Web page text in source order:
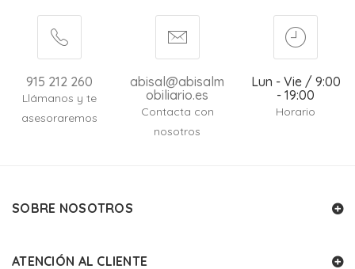
915 212 260
Llámanos y te
asesoraremos
abisal@abisalm
obiliario.es
Contacta con
nosotros
Lun - Vie / 9:00
- 19:00
Horario
SOBRE NOSOTROS
ATENCIÓN AL CLIENTE